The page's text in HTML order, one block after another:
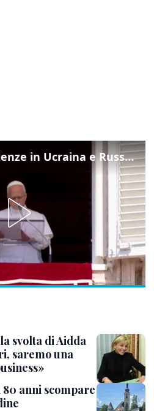
Il Papa: "Basta violenze in Ucraina e Russia, spazio a diplomazia"
svolta di Aidda
saremo una
anni scompare